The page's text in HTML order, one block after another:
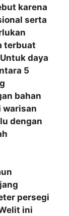
karena
serta
terbuat
daya
5
bahan
warisan
dengan
persegi
ini